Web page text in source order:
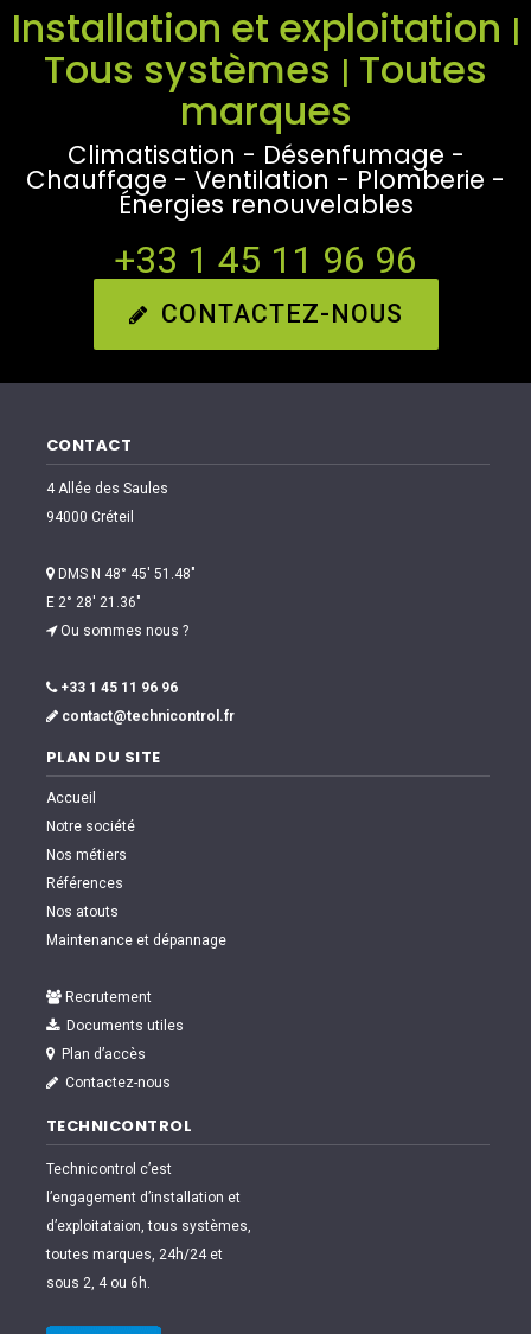
Installation et exploitation |
Tous systèmes | Toutes
marques
Climatisation - Désenfumage -
Chauffage - Ventilation - Plomberie -
Énergies renouvelables
+33 1 45 11 96 96
CONTACTEZ-NOUS
CONTACT
4 Allée des Saules
94000 Créteil
DMS N 48° 45′ 51.48″
E 2° 28′ 21.36″
Ou sommes nous ?
+33 1 45 11 96 96
contact@technicontrol.fr
PLAN DU SITE
Accueil
Notre société
Nos métiers
Références
Nos atouts
Maintenance et dépannage
Recrutement
Documents utiles
Plan d’accès
Contactez-nous
TECHNICONTROL
Technicontrol c’est
l’engagement d’installation et
d’exploitataion, tous systèmes,
toutes marques, 24h/24 et
sous 2, 4 ou 6h.